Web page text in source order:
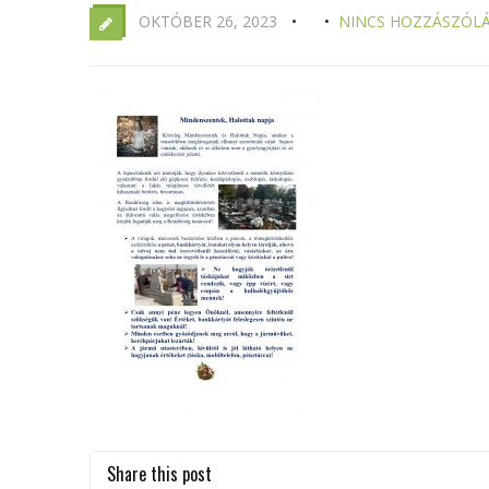
OKTÓBER 26, 2023 NINCS
Share this post